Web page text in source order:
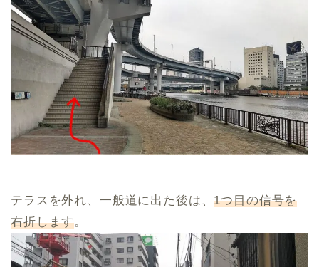
テラスを外れ、一般道に出た後は、1つ目の信号を
右折します。